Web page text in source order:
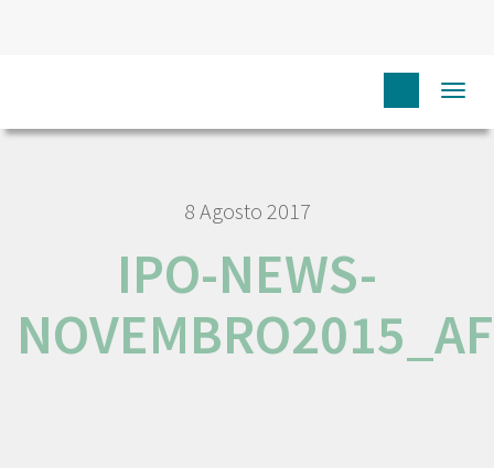
8 Agosto 2017
IPO-NEWS-
NOVEMBRO2015_AF